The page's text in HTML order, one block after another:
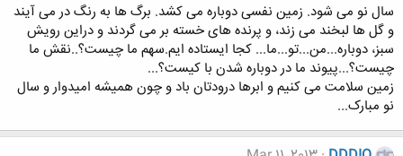
سال نو می شود. زمین نفسی دوباره می کشد. برگ ها به رنگ در می آیند
و گل ها لبخند می زند، و پرنده های خسته بر می گردند و دراین رویش
سبز، دوباره...من...تو...ما... کجا ایستاده ایم.سهم ما چیست؟..نقش ما
چیست؟...پیوند ما در دوباره شدن با کیست؟...
زمین سلامت می کنیم و ابرها درودتان باد و چون همیشه امیدوار و سال
نو مبارک...